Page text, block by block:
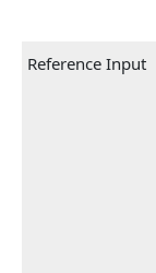
Reference Input